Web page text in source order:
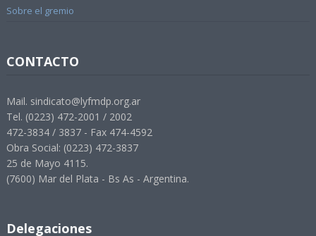
Sobre el gremio
CONTACTO
Mail. sindicato@lyfmdp.org.ar
Tel. (0223) 472-2001 / 2002
472-3834 / 3837 - Fax 474-4592
Obra Social: (0223) 472-3837
25 de Mayo 4115.
(7600) Mar del Plata - Bs As - Argentina.
Delegaciones